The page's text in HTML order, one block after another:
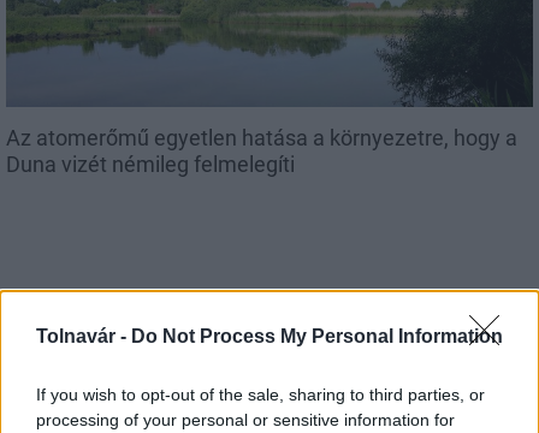
Tolnavár - Do Not Process My Personal Information
If you wish to opt-out of the sale, sharing to third parties, or
processing of your personal or sensitive information for
Az atomerőmű egyetlen hatása a környezetre, hogy a
Duna vizét némileg felmelegíti
Útépítés